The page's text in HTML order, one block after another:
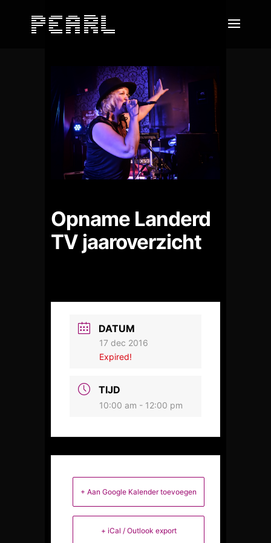
Opname Landerd
TV jaaroverzicht
DATUM
17 dec 2016
Expired!
TIJD
10:00 am - 12:00 pm
+ Aan Google Kalender toevoegen
+ iCal / Outlook export